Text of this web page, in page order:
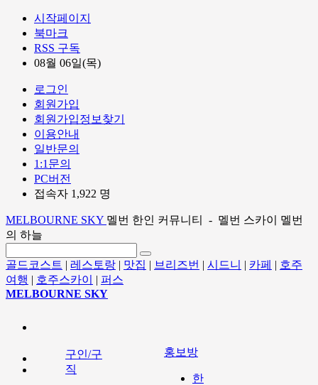
시작페이지
북마크
RSS 구독
08월 06일(목)
로그인
회원가입
회원가입정보찾기
이용안내
일반문의
1:1문의
PC버전
접속자 1,922 명
MELBOURNE SKY 멜번 한인 커뮤니티 - 멜번 스카이 멜번
의 하늘
골드코스트 | 레스토랑 | 맛집 | 브리즈번 | 시드니 | 카페 | 호주
여행 | 호주스카이 | 퍼스
MELBOURNE SKY
구인/구
직
홍보방
한